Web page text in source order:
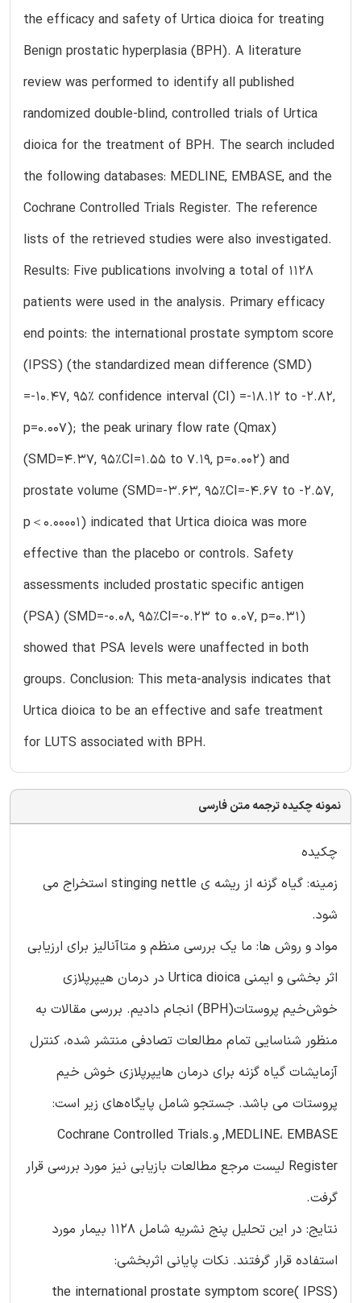
the efficacy and safety of Urtica dioica for treating
Benign prostatic hyperplasia (BPH). A literature
review was performed to identify all published
randomized double-blind, controlled trials of Urtica
dioica for the treatment of BPH. The search included
the following databases: MEDLINE, EMBASE, and the
Cochrane Controlled Trials Register. The reference
lists of the retrieved studies were also investigated.
Results: Five publications involving a total of 1128
patients were used in the analysis. Primary efficacy
end points: the international prostate symptom score
(IPSS) (the standardized mean difference (SMD)
=-10.47, 95% confidence interval (CI) =-18.12 to -2.82,
p=0.007); the peak urinary flow rate (Qmax)
(SMD=4.37, 95%CI=1.55 to 7.19, p=0.002) and
prostate volume (SMD=-3.63, 95%CI=-4.67 to -2.57,
p＜0.00001) indicated that Urtica dioica was more
effective than the placebo or controls. Safety
assessments included prostatic specific antigen
(PSA) (SMD=-0.08, 95%CI=-0.23 to 0.07, p=0.31)
showed that PSA levels were unaffected in both
groups. Conclusion: This meta-analysis indicates that
Urtica dioica to be an effective and safe treatment
for LUTS associated with BPH.
نمونه چکیده ترجمه متن فارسی
چکیده
زمینه: گیاه گزنه از ریشه ی stinging nettle استخراج می
شود.
مواد و روش ها: ما یک بررسی منظم و متاآنالیز برای ارزیابی
اثر بخشی و ایمنی Urtica dioica در درمان هیپرپلازی
خوش‌خیم پروستات(BPH) انجام دادیم. بررسی مقالات به
منظور شناسایی تمام مطالعات تصادفی منتشر شده، کنترل
آزمایشات گیاه گزنه برای درمان هایپرپلازی خوش خیم
پروستات می باشد. جستجو شامل پایگاه‌های زیر است:
MEDLINE، EMBASE, و.Cochrane Controlled Trials
Register لیست مرجع مطالعات بازیابی نیز مورد بررسی قرار
گرفت.
نتایج: در این تحلیل پنج نشریه شامل 1128 بیمار مورد
استفاده قرار گرفتند. نکات پایانی اثربخشی:
the international prostate symptom score( IPSS)